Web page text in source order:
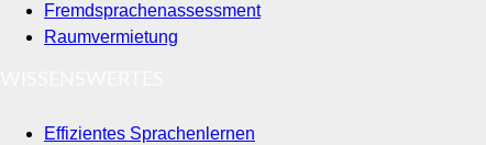
Fremdsprachenassessment
Raumvermietung
Effizientes Sprachenlernen